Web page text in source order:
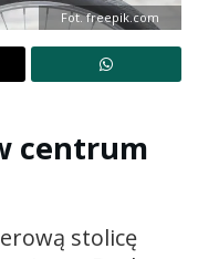
Fot. freepik.com
centrum
stolicę